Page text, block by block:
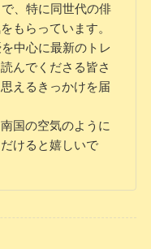
、特に同世代の俳
もらっています。
中心に最新のトレ
んでくださる皆さ
えるきっかけを届
国の空気のように
けると嬉しいで